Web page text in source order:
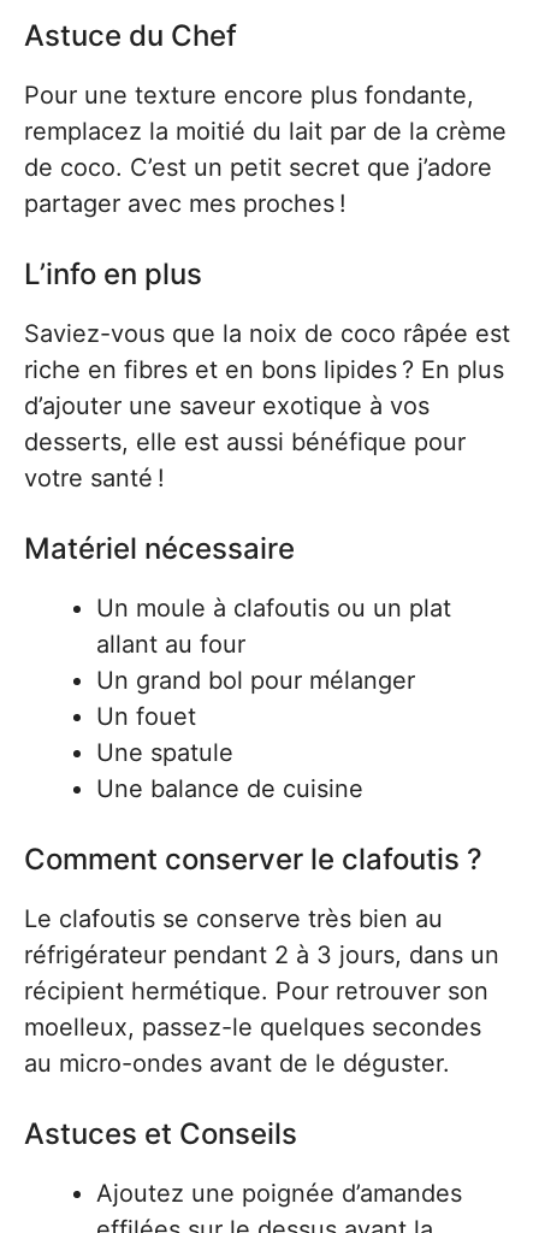
Astuce du Chef
Pour une texture encore plus fondante,
remplacez la moitié du lait par de la crème
de coco. C’est un petit secret que j’adore
partager avec mes proches !
L’info en plus
Saviez-vous que la noix de coco râpée est
riche en fibres et en bons lipides ? En plus
d’ajouter une saveur exotique à vos
desserts, elle est aussi bénéfique pour
votre santé !
Matériel nécessaire
Un moule à clafoutis ou un plat
allant au four
Un grand bol pour mélanger
Un fouet
Une spatule
Une balance de cuisine
Comment conserver le clafoutis ?
Le clafoutis se conserve très bien au
réfrigérateur pendant 2 à 3 jours, dans un
récipient hermétique. Pour retrouver son
moelleux, passez-le quelques secondes
au micro-ondes avant de le déguster.
Astuces et Conseils
Ajoutez une poignée d’amandes